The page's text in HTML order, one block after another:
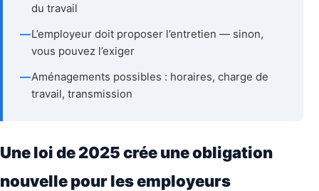
du travail
—L’employeur doit proposer l’entretien — sinon,
vous pouvez l’exiger
—Aménagements possibles : horaires, charge de
travail, transmission
Une loi de 2025 crée une obligation
nouvelle pour les employeurs